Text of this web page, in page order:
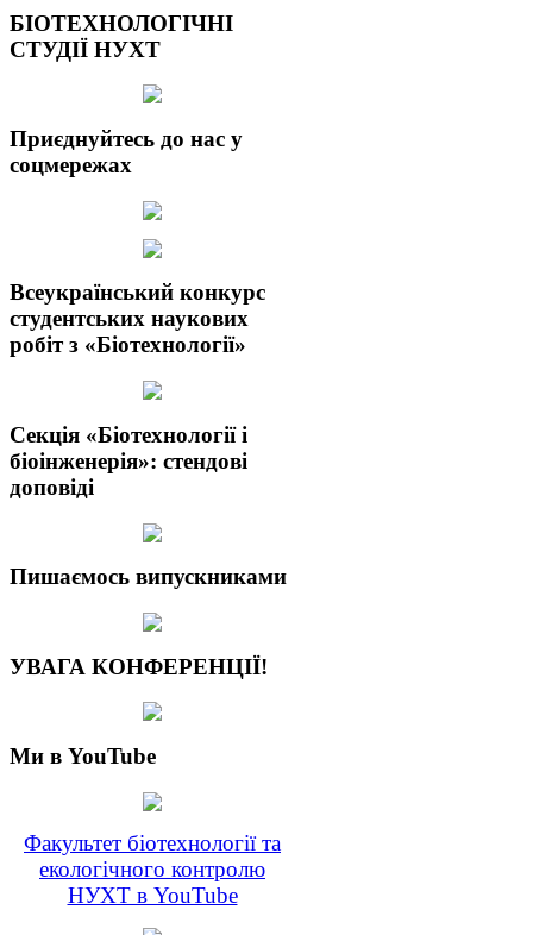
БІОТЕХНОЛОГІЧНІ
СТУДІЇ НУХТ
Приєднуйтесь до нас у
соцмережах
Всеукраїнський конкурс
студентських наукових
робіт з «Біотехнології»
Секція «Біотехнології і
біоінженерія»: стендові
доповіді
Пишаємось випускниками
УВАГА КОНФЕРЕНЦІЇ!
Ми в YouTube
Факультет біотехнології та
екологічного контролю
НУХТ в YouTube